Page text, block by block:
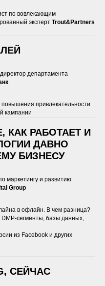
по вовлекающим
эксперт Trout&Partners
, директор департамента
повышения привлекательности
кампании
КАК РАБОТАЕТ И
ДАВНО
БИЗНЕСУ
маркетингу и развитию
Group
в офлайн. В чем разница?
сегменты, базы данных,
из Facebook и других
СЕЙЧАС